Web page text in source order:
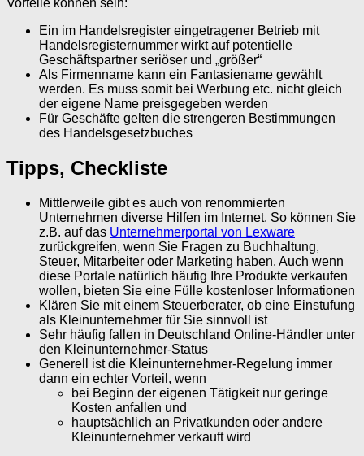
Vorteile können sein:
Ein im Handelsregister eingetragener Betrieb mit
Handelsregisternummer wirkt auf potentielle
Geschäftspartner seriöser und „größer“
Als Firmenname kann ein Fantasiename gewählt
werden. Es muss somit bei Werbung etc. nicht gleich
der eigene Name preisgegeben werden
Für Geschäfte gelten die strengeren Bestimmungen
des Handelsgesetzbuches
Tipps, Checkliste
Mittlerweile gibt es auch von renommierten
Unternehmen diverse Hilfen im Internet. So können Sie
z.B. auf das Unternehmerportal von Lexware
zurückgreifen, wenn Sie Fragen zu Buchhaltung,
Steuer, Mitarbeiter oder Marketing haben. Auch wenn
diese Portale natürlich häufig Ihre Produkte verkaufen
wollen, bieten Sie eine Fülle kostenloser Informationen
Klären Sie mit einem Steuerberater, ob eine Einstufung
als Kleinunternehmer für Sie sinnvoll ist
Sehr häufig fallen in Deutschland Online-Händler unter
den Kleinunternehmer-Status
Generell ist die Kleinunternehmer-Regelung immer
dann ein echter Vorteil, wenn
bei Beginn der eigenen Tätigkeit nur geringe
Kosten anfallen und
hauptsächlich an Privatkunden oder andere
Kleinunternehmer verkauft wird